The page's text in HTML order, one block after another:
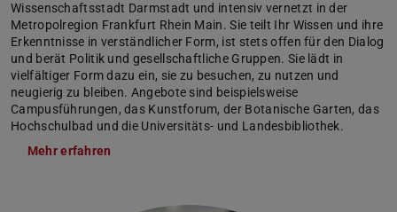
Wissenschaftsstadt Darmstadt und intensiv vernetzt in der
Metropolregion Frankfurt Rhein Main. Sie teilt Ihr Wissen und ihre
Erkenntnisse in verständlicher Form, ist stets offen für den Dialog
und berät Politik und gesellschaftliche Gruppen. Sie lädt in
vielfältiger Form dazu ein, sie zu besuchen, zu nutzen und
neugierig zu bleiben. Angebote sind beispielsweise
Campusführungen, das Kunstforum, der Botanische Garten, das
Hochschulbad und die Universitäts- und Landesbibliothek.
Mehr erfahren